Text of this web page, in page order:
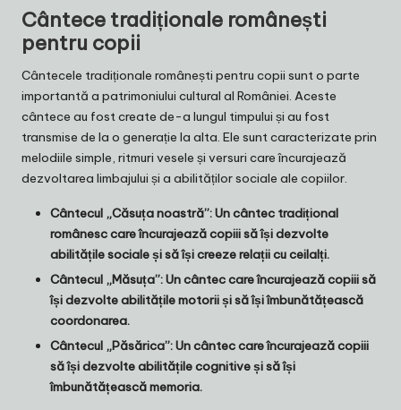
Cântece tradiționale românești
pentru copii
Cântecele tradiționale românești pentru copii sunt o parte
importantă a patrimoniului cultural al României. Aceste
cântece au fost create de-a lungul timpului și au fost
transmise de la o generație la alta. Ele sunt caracterizate prin
melodiile simple, ritmuri vesele și versuri care încurajează
dezvoltarea limbajului și a abilităților sociale ale copiilor.
Cântecul „Căsuța noastră”: Un cântec tradițional
românesc care încurajează copiii să își dezvolte
abilitățile sociale și să își creeze relații cu ceilalți.
Cântecul „Măsuța”: Un cântec care încurajează copiii să
își dezvolte abilitățile motorii și să își îmbunătățească
coordonarea.
Cântecul „Păsărica”: Un cântec care încurajează copiii
să își dezvolte abilitățile cognitive și să își
îmbunătățească memoria.